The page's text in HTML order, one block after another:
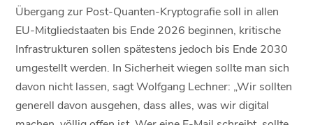
Übergang zur Post-Quanten-Kryptografie soll in allen
EU-Mitgliedstaaten bis Ende 2026 beginnen, kritische
Infrastrukturen sollen spätestens jedoch bis Ende 2030
umgestellt werden. In Sicherheit wiegen sollte man sich
davon nicht lassen, sagt Wolfgang Lechner: „Wir sollten
generell davon ausgehen, dass alles, was wir digital